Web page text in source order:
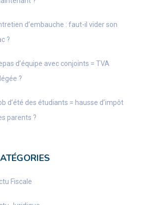
d’embauche : faut-il vider son
?
d’équipe avec conjoints = TVA
?
d’été des étudiants = hausse d’impôt
parents ?
Fiscale